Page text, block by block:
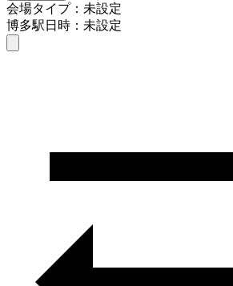
会場タイプ：未設定
博多駅日時：未設定